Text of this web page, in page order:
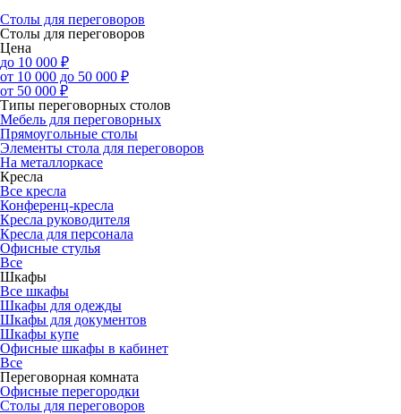
Столы для переговоров
Столы для переговоров
Цена
до 10 000 ₽
от 10 000 до 50 000 ₽
от 50 000 ₽
Типы переговорных столов
Мебель для переговорных
Прямоугольные столы
Элементы стола для переговоров
На металлоркасе
Кресла
Все кресла
Конференц-кресла
Кресла руководителя
Кресла для персонала
Офисные стулья
Все
Шкафы
Все шкафы
Шкафы для одежды
Шкафы для документов
Шкафы купе
Офисные шкафы в кабинет
Все
Переговорная комната
Офисные перегородки
Столы для переговоров